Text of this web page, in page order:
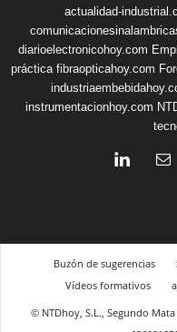
actualidad-
diarioelectronicohoy.com
práctica fibraopticahoy.com
instrumentacionhoy.com
Buzón de sugerencias
Vídeos formativos
© NTDhoy, S.L., Segundo